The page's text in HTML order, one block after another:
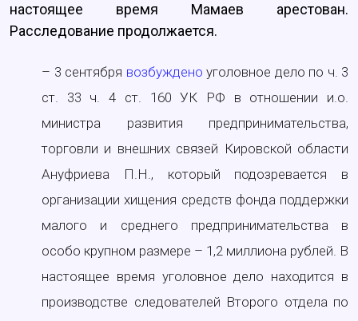
настоящее время Мамаев арестован.
Расследование продолжается.
– 3 сентября возбуждено уголовное дело по ч. 3
ст. 33 ч. 4 ст. 160 УК РФ в отношении и.о.
министра развития предпринимательства,
торговли и внешних связей Кировской области
Ануфриева П.Н., который подозревается в
организации хищения средств фонда поддержки
малого и среднего предпринимательства в
особо крупном размере – 1,2 миллиона рублей. В
настоящее время уголовное дело находится в
производстве следователей Второго отдела по